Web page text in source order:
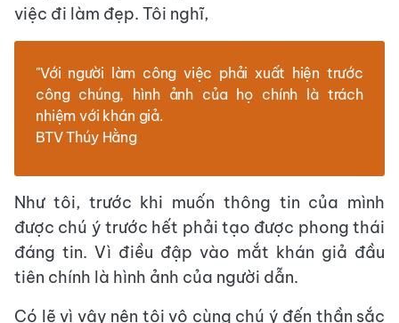
việc đi làm đẹp. Tôi nghĩ,
"Với người làm công việc phải xuất hiện trước
công chúng, hình ảnh của họ chính là trách
nhiệm với khán giả.
BTV Thúy Hằng
Như tôi, trước khi muốn thông tin của mình
được chú ý trước hết phải tạo được phong thái
đáng tin. Vì điều đập vào mắt khán giả đầu
tiên chính là hình ảnh của người dẫn.
Có lẽ vì vậy nên tôi vô cùng chú ý đến thần sắc